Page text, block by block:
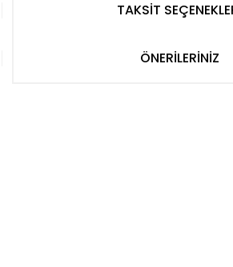
TAKSİT
ÖNERİLERİNİZ